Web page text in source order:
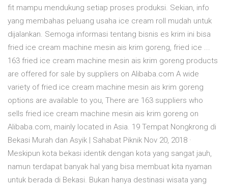
fit mampu mendukung setiap proses produksi. Sekian, info
yang membahas peluang usaha ice cream roll mudah untuk
dijalankan. Semoga informasi tentang bisnis es krim ini bisa
fried ice cream machine mesin ais krim goreng, fried ice ...
163 fried ice cream machine mesin ais krim goreng products
are offered for sale by suppliers on Alibaba.com A wide
variety of fried ice cream machine mesin ais krim goreng
options are available to you, There are 163 suppliers who
sells fried ice cream machine mesin ais krim goreng on
Alibaba.com, mainly located in Asia. 19 Tempat Nongkrong di
Bekasi Murah dan Asyik | Sahabat Piknik Nov 20, 2018 ·
Meskipun kota bekasi identik dengan kota yang sangat jauh,
namun terdapat banyak hal yang bisa membuat kita nyaman
untuk berada di Bekasi. Bukan hanya destinasi wisata yang